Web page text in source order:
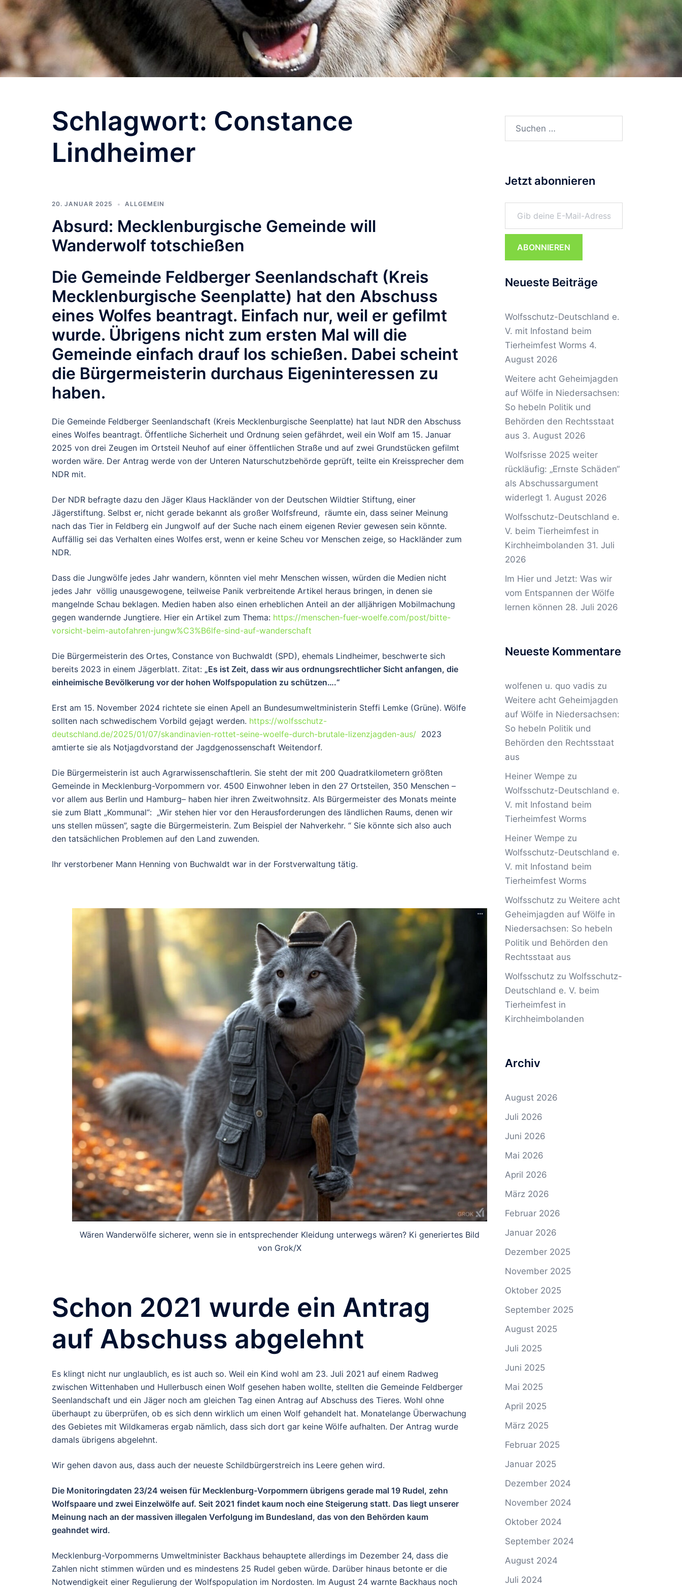
Schlagwort: Constance
Lindheimer
20. JANUAR 2025 ALLGEMEIN
Absurd: Mecklenburgische Gemeinde will
Wanderwolf totschießen
Die Gemeinde Feldberger Seenlandschaft (Kreis
Mecklenburgische Seenplatte) hat den Abschuss
eines Wolfes beantragt. Einfach nur, weil er gefilmt
wurde. Übrigens nicht zum ersten Mal will die
Gemeinde einfach drauf los schießen. Dabei scheint
die Bürgermeisterin durchaus Eigeninteressen zu
haben.
Die Gemeinde Feldberger Seenlandschaft (Kreis Mecklenburgische Seenplatte) hat laut NDR den Abschuss
eines Wolfes beantragt. Öffentliche Sicherheit und Ordnung seien gefährdet, weil ein Wolf am 15. Januar
2025 von drei Zeugen im Ortsteil Neuhof auf einer öffentlichen Straße und auf zwei Grundstücken gefilmt
worden wäre. Der Antrag werde von der Unteren Naturschutzbehörde geprüft, teilte ein Kreissprecher dem
NDR mit.
Der NDR befragte dazu den Jäger Klaus Hackländer von der Deutschen Wildtier Stiftung, einer
Jägerstiftung. Selbst er, nicht gerade bekannt als großer Wolfsfreund, räumte ein, dass seiner Meinung
nach das Tier in Feldberg ein Jungwolf auf der Suche nach einem eigenen Revier gewesen sein könnte.
Auffällig sei das Verhalten eines Wolfes erst, wenn er keine Scheu vor Menschen zeige, so Hackländer zum
NDR.
Dass die Jungwölfe jedes Jahr wandern, könnten viel mehr Menschen wissen, würden die Medien nicht
jedes Jahr völlig unausgewogene, teilweise Panik verbreitende Artikel heraus bringen, in denen sie
mangelnde Schau beklagen. Medien haben also einen erheblichen Anteil an der alljährigen Mobilmachung
gegen wandernde Jungtiere. Hier ein Artikel zum Thema: https://menschen-fuer-woelfe.com/post/bitte-
vorsicht-beim-autofahren-jungw%C3%B6lfe-sind-auf-wanderschaft
Die Bürgermeisterin des Ortes, Constance von Buchwaldt (SPD), ehemals Lindheimer, beschwerte sich
bereits 2023 in einem Jägerblatt. Zitat: „Es ist Zeit, dass wir aus ordnungsrechtlicher Sicht anfangen, die
einheimische Bevölkerung vor der hohen Wolfspopulation zu schützen….“
Erst am 15. November 2024 richtete sie einen Apell an Bundesumweltministerin Steffi Lemke (Grüne). Wölfe
sollten nach schwedischem Vorbild gejagt werden. https://wolfsschutz-
deutschland.de/2025/01/07/skandinavien-rottet-seine-woelfe-durch-brutale-lizenzjagden-aus/ 2023
amtierte sie als Notjagdvorstand der Jagdgenossenschaft Weitendorf.
Die Bürgermeisterin ist auch Agrarwissenschaftlerin. Sie steht der mit 200 Quadratkilometern größten
Gemeinde in Mecklenburg-Vorpommern vor. 4500 Einwohner leben in den 27 Ortsteilen, 350 Menschen –
vor allem aus Berlin und Hamburg– haben hier ihren Zweitwohnsitz. Als Bürgermeister des Monats meinte
sie zum Blatt „Kommunal“: „Wir stehen hier vor den Herausforderungen des ländlichen Raums, denen wir
uns stellen müssen”, sagte die Bürgermeisterin. Zum Beispiel der Nahverkehr. “ Sie könnte sich also auch
den tatsächlichen Problemen auf den Land zuwenden.
Ihr verstorbener Mann Henning von Buchwaldt war in der Forstverwaltung tätig.
Wären Wanderwölfe sicherer, wenn sie in entsprechender Kleidung unterwegs wären? Ki generiertes Bild
von Grok/X
Schon 2021 wurde ein Antrag
auf Abschuss abgelehnt
Es klingt nicht nur unglaublich, es ist auch so. Weil ein Kind wohl am 23. Juli 2021 auf einem Radweg
zwischen Wittenhaben und Hullerbusch einen Wolf gesehen haben wollte, stellten die Gemeinde Feldberger
Seenlandschaft und ein Jäger noch am gleichen Tag einen Antrag auf Abschuss des Tieres. Wohl ohne
überhaupt zu überprüfen, ob es sich denn wirklich um einen Wolf gehandelt hat. Monatelange Überwachung
des Gebietes mit Wildkameras ergab nämlich, dass sich dort gar keine Wölfe aufhalten. Der Antrag wurde
damals übrigens abgelehnt.
Wir gehen davon aus, dass auch der neueste Schildbürgerstreich ins Leere gehen wird.
Die Monitoringdaten 23/24 weisen für Mecklenburg-Vorpommern übrigens gerade mal 19 Rudel, zehn
Wolfspaare und zwei Einzelwölfe auf. Seit 2021 findet kaum noch eine Steigerung statt. Das liegt unserer
Meinung nach an der massiven illegalen Verfolgung im Bundesland, das von den Behörden kaum
geahndet wird.
Mecklenburg-Vorpommerns Umweltminister Backhaus behauptete allerdings im Dezember 24, dass die
Zahlen nicht stimmen würden und es mindestens 25 Rudel geben würde. Darüber hinaus betonte er die
Notwendigkeit einer Regulierung der Wolfspopulation im Nordosten. Im August 24 warnte Backhaus noch
Suchen
Jetzt abonnieren
Gib deine E-Mail-Adresse ein ...
ABONNIEREN
Neueste Beiträge
Wolfsschutz-Deutschland e.
V. mit Infostand beim
Tierheimfest Worms 4.
August 2026
Weitere acht Geheimjagden
auf Wölfe in Niedersachsen:
So hebeln Politik und
Behörden den Rechtsstaat
aus 3. August 2026
Wolfsrisse 2025 weiter
rückläufig: „Ernste Schäden“
als Abschussargument
widerlegt 1. August 2026
Wolfsschutz-Deutschland e.
V. beim Tierheimfest in
Kirchheimbolanden 31. Juli
2026
Im Hier und Jetzt: Was wir
vom Entspannen der Wölfe
lernen können 28. Juli 2026
Neueste Kommentare
wolfenen u. quo vadis zu
Weitere acht Geheimjagden
auf Wölfe in Niedersachsen:
So hebeln Politik und
Behörden den Rechtsstaat
aus
Heiner Wempe zu
Wolfsschutz-Deutschland e.
V. mit Infostand beim
Tierheimfest Worms
Heiner Wempe zu
Wolfsschutz-Deutschland e.
V. mit Infostand beim
Tierheimfest Worms
Wolfsschutzzu Weitere acht
Geheimjagden auf Wölfe in
Niedersachsen: So hebeln
Politik und Behörden den
Rechtsstaat aus
Wolfsschutzzu Wolfsschutz-
Deutschland e. V. beim
Tierheimfest in
Kirchheimbolanden
Archiv
August 2026
Juli 2026
Juni 2026
Mai 2026
April 2026
März 2026
Februar 2026
Januar 2026
Dezember 2025
November 2025
Oktober 2025
September 2025
August 2025
Juli 2025
Juni 2025
Mai 2025
April 2025
März 2025
Februar 2025
Januar 2025
Dezember 2024
November 2024
Oktober 2024
September 2024
August 2024
Juli 2024